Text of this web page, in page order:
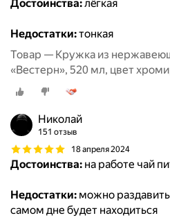
Достоинства:лëгкая
Недостатки:тонкая
Товар — Кружка из
«Вестерн», 520 мл, цвет
Николай
151 отзыв
18 апреля 2024
Достоинства: на работе чай
Недостатки: можно
самом дне будет находиться